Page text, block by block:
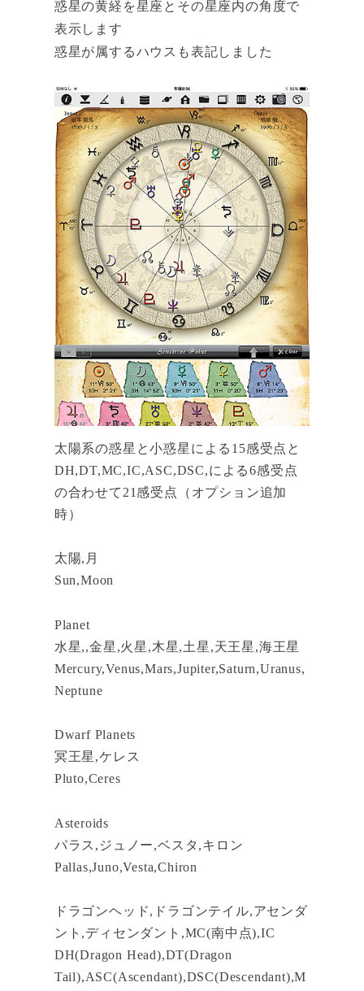
惑星の黄経を星座とその星座内の角度で
表示します
惑星が属するハウスも表記しました
太陽系の惑星と小惑星による15感受点と
DH,DT,MC,IC,ASC,DSC,による6感受点
の合わせて21感受点（オプション追加
時）
太陽,月
Sun,Moon
Planet
水星,,金星,火星,木星,土星,天王星,海王星
Mercury,Venus,Mars,Jupiter,Saturn,Uranus,
Neptune
Dwarf Planets
冥王星,ケレス
Pluto,Ceres
Asteroids
パラス,ジュノー,ベスタ,キロン
Pallas,Juno,Vesta,Chiron
ドラゴンヘッド,ドラゴンテイル,アセンダ
ント,ディセンダント,MC(南中点),IC
DH(Dragon Head),DT(Dragon
Tail),ASC(Ascendant),DSC(Descendant),M